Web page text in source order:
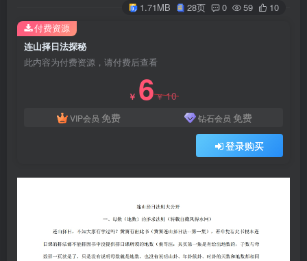
1.71MB 28页 0 59 10
连山择日法探秘
此内容为付费资源，请付费后查看
￥ 6￥10
VIP会员 免费 钻石会员 免费
登录购买
付费资源